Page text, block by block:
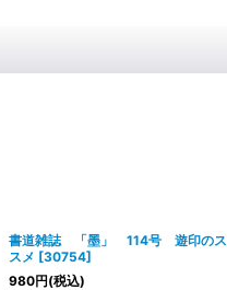
書道雑誌 「墨」 114号 遊印のス
スメ [30754]
980円(税込)